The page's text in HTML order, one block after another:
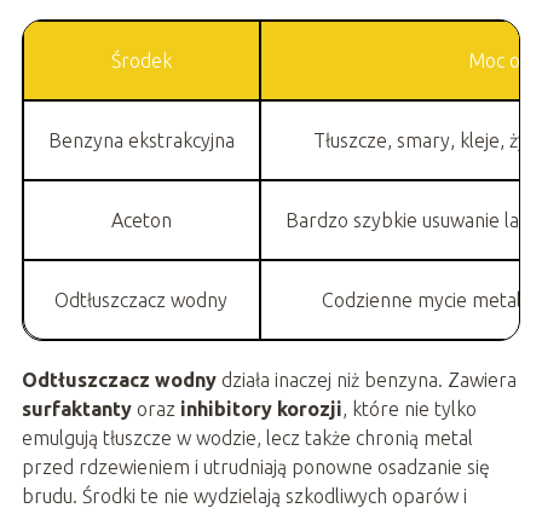
Środek Moc
Benzyna ekstrakcyjna Tłuszcze, smary, kleje,
Aceton Bardzo szybkie usuwanie
Odtłuszczacz wodny Codzienne mycie
Odtłuszczacz wodnydziała inaczej niż benzyna. Zawiera
surfaktantyoraz inhibitory korozji, które nie tylko
emulgują tłuszcze w wodzie, lecz także chronią metal
przed rdzewieniem i utrudniają ponowne osadzanie się
brudu. Środki te nie wydzielają szkodliwych oparów i